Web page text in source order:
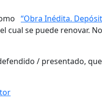
“Obra Inédita.
cual se puede renovar.
/ presentado,